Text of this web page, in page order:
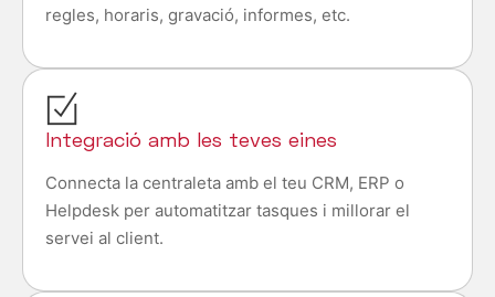
regles, horaris, gravació, informes, etc.
Integració amb les teves eines
Connecta la centraleta amb el teu CRM, ERP o
Helpdesk per automatitzar tasques i millorar el
servei al client.